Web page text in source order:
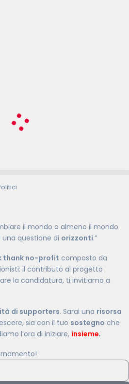
il mondo o almeno il mondo
questione di orizzonti.”
thank no-profit composto da
il contributo al progetto
la candidatura, ti invitiamo a
di supporters. Sarai una risorsa
sia con il tuo sostegno che
l’ora di iniziare, insieme.